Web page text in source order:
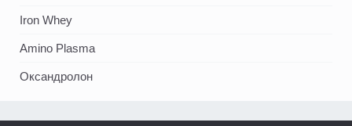
Iron Whey
Amino Plasma
Оксандролон